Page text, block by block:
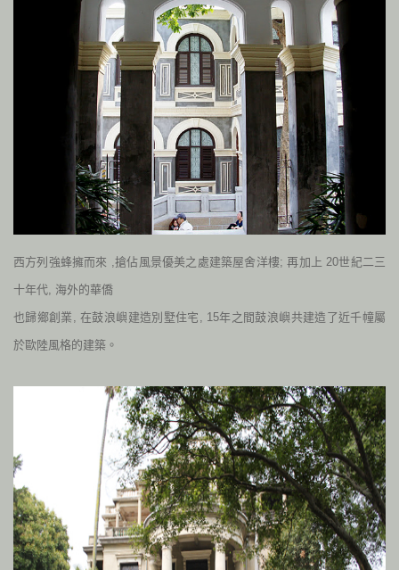
西方列強蜂擁而來 搶佔風景優美之處建築屋舍洋樓; 再加上 20世紀二三
十年代 海外的華僑
也歸鄉創業 ,在鼓浪嶼建造別墅住宅 , 15年之間鼓浪嶼共建造了近千幢屬
於歐陸風格的建築。